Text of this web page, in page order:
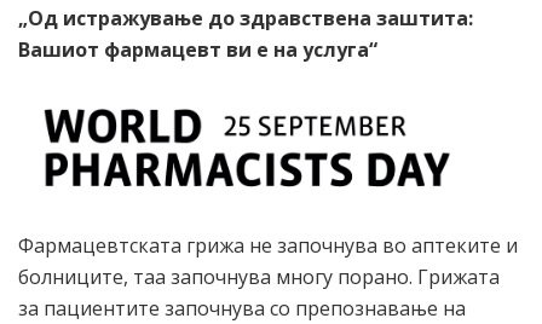
„Од истражување до здравствена заштита:
Вашиот фармацевт ви е на услуга“
Фармацевтската грижа не започнува во аптеките и
болниците, таа започнува многу порано. Грижата
за пациентите започнува со препознавање на